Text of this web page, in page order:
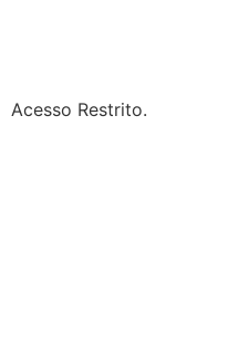
Acesso Restrito.